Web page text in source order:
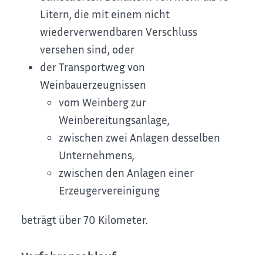
Litern, die mit einem nicht
wiederverwendbaren Verschluss
versehen sind, oder
der Transportweg von
Weinbauerzeugnissen
vom Weinberg zur
Weinbereitungsanlage,
zwischen zwei Anlagen desselben
Unternehmens,
zwischen den Anlagen einer
Erzeugervereinigung
beträgt über 70 Kilometer.